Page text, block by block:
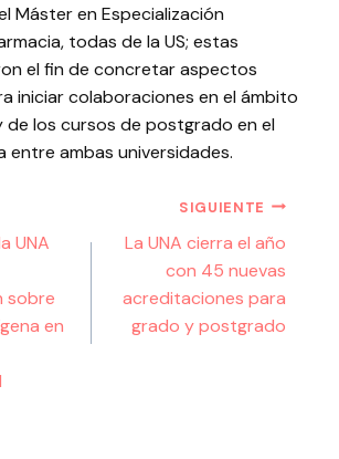
Máster en Especialización
todas de la US; estas
el fin de concretar aspectos
iniciar colaboraciones en el ámbito
los cursos de postgrado en el
entre ambas universidades.
UNA
sobre
en
SIGUIENTE
La UNA cierra el año
con 45 nuevas
acreditaciones para
grado y postgrado